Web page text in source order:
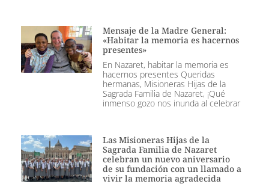
Mensaje de la Madre General:
«Habitar la memoria es hacernos
presentes»
En Nazaret, habitar la memoria es
hacernos presentes Queridas
hermanas, Misioneras Hijas de la
Sagrada Familia de Nazaret, ¡Qué
inmenso gozo nos inunda al celebrar
Las Misioneras Hijas de la
Sagrada Familia de Nazaret
celebran un nuevo aniversario
de su fundación con un llamado a
vivir la memoria agradecida